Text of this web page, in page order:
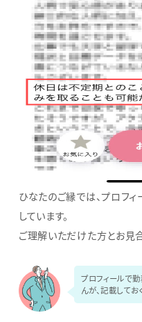
ひなたのご縁では、プロフ
しています。
ご理解いただけた方とお見
プロフィールで
んが、記載して